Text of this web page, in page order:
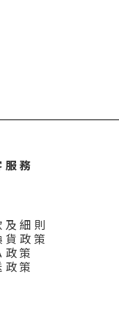
服 務
及 細 則
貨 政 策
政 策
政 策